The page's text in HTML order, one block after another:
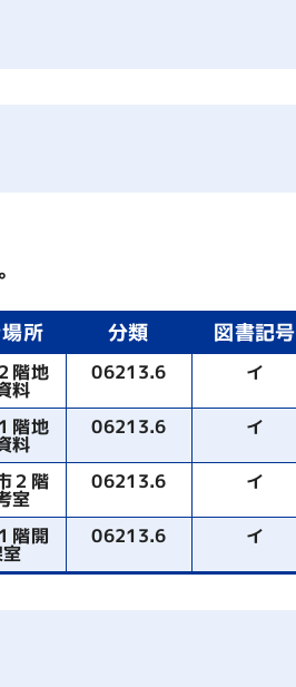
所 分類 図書記号
階地
料
06213.6 イ
階地
料
06213.6 イ
２階
室
06213.6 イ
階開 06213.6 イ